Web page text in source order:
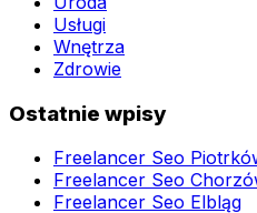
Usługi
Wnętrza
Zdrowie
Ostatnie wpisy
Freelancer Seo
Freelancer Seo
Freelancer Seo Elbląg